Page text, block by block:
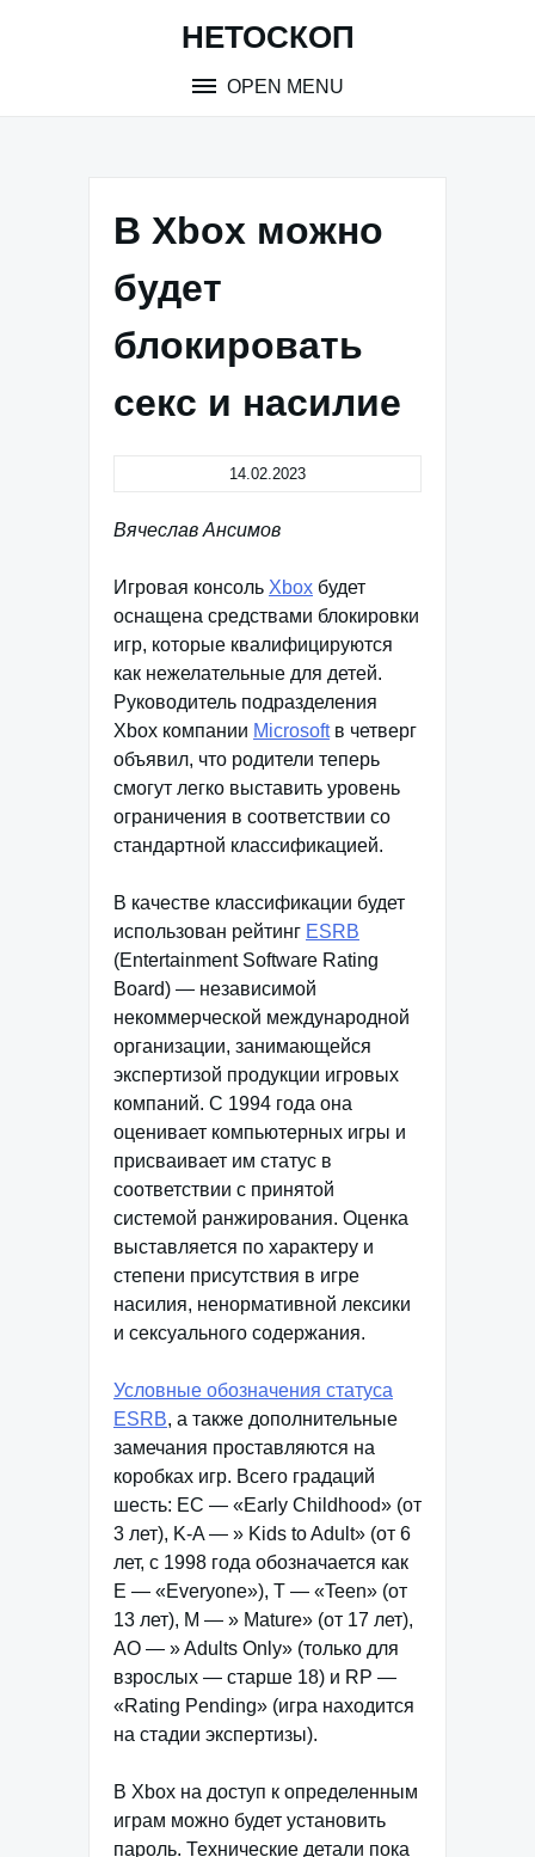
НЕТОСКОП
OPEN MENU
В Xbox можно
будет
блокировать
секс и насилие
14.02.2023
Вячеслав Ансимов
Игровая консоль Xbox будет
оснащена средствами блокировки
игр, которые квалифицируются
как нежелательные для детей.
Руководитель подразделения
Xbox компании Microsoftв четверг
объявил, что родители теперь
смогут легко выставить уровень
ограничения в соответствии со
стандартной классификацией.
В качестве классификации будет
использован рейтинг ESRB
(Entertainment Software Rating
Board) — независимой
некоммерческой международной
организации, занимающейся
экспертизой продукции игровых
компаний. С 1994 года она
оценивает компьютерных игры и
присваивает им статус в
соответствии с принятой
системой ранжирования. Оценка
выставляется по характеру и
степени присутствия в игре
насилия, ненормативной лексики
и сексуального содержания.
Условные обозначения статуса
ESRB, а также дополнительные
замечания проставляются на
коробках игр. Всего градаций
шесть: EC — «Early Childhood» (от
3 лет), K-A — » Kids to Adult» (от 6
лет, с 1998 года обозначается как
E — «Everyone»), T — «Teen» (от
13 лет), M — » Mature» (от 17 лет),
AO — » Adults Only» (только для
взрослых — старше 18) и RP —
«Rating Pending» (игра находится
на стадии экспертизы).
В Xbox на доступ к определенным
играм можно будет установить
пароль. Технические детали пока